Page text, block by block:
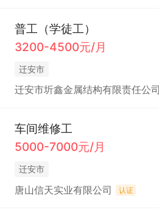
普工（学徒工）
3200-4500元/月
迁安市
迁安市圻鑫金属结构有限责任公司
车间维修工
5000-7000元/月
迁安市
唐山信天实业有限公司 认证